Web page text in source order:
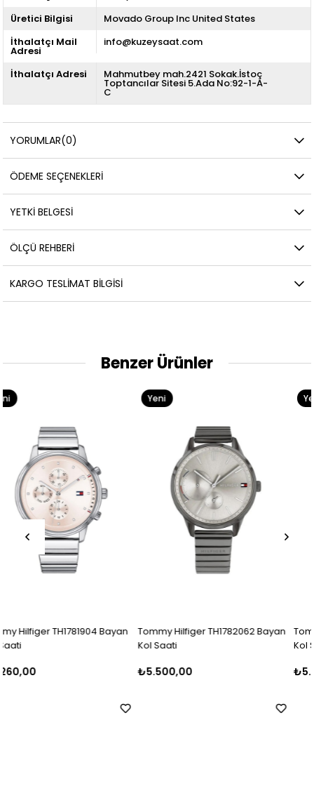
Üretici Bilgisi
Movado Group Inc United States
İthalatçı Mail
Adresi
info@kuzeysaat.com
İthalatçı Adresi Mahmutbey mah.2421 Sokak.İstoç
Toptancılar Sitesi 5.Ada No:92-1-A-
C
YORUMLAR(0)
ÖDEME SEÇENEKLERI
YETKİ BELGESİ
ÖLÇÜ REHBERI
KARGO TESLIMAT BILGISI
Benzer Ürünler
Tommy Hilfiger TH1782062 Bayan
Kol Saati
₺5.500,00
Tommy Hilfiger TH1781908
Kol Saati
₺5.000,00